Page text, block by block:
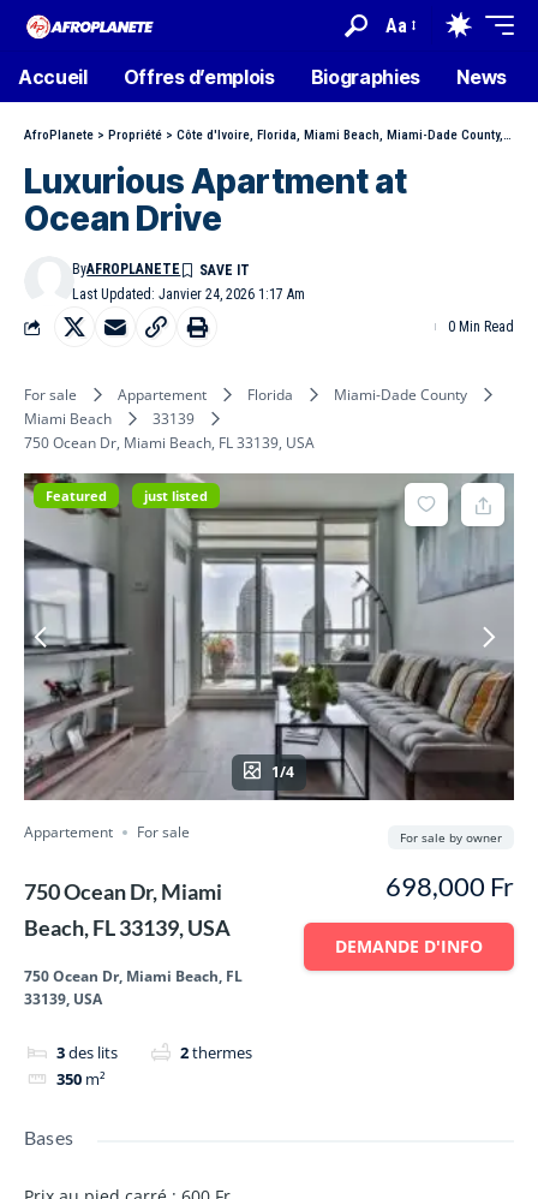
Aa
Accueil Offres d’emplois Biographies News
AfroPlanete > Propriété > Côte d'Ivoire, Florida, Miami Beach, Miami-Dade County,
Luxurious Apartment at
Ocean Drive
Last Updated: Janvier 24, 2026 1:17 Am
ByAFROPLANETE
0 Min Read
For sale Appartement Florida
Miami-Dade County
Miami Beach
33139
750 Ocean Dr, Miami Beach, FL 33139, USA
Featured just listed
1/4
Appartement For sale
750 Ocean Dr, Miami
Beach, FL 33139, USA
750 Ocean Dr, Miami Beach, FL
33139, USA
3des lits 2thermes
350 m²
698,000 Fr
For sale by owner
DEMANDE D'INFO
Bases